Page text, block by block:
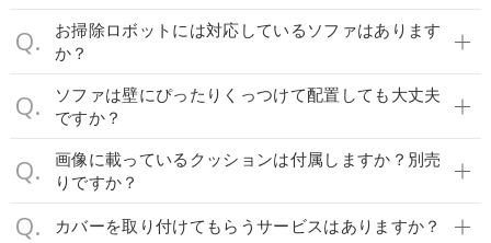
お掃除ロボットには対応しているソファはあります
か？
ソファは壁にぴったりくっつけて配置しても大丈夫
ですか？
画像に載っているクッションは付属しますか？別売
りですか？
カバーを取り付けてもらうサービスはありますか？